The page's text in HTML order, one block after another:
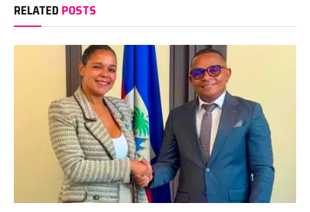
RELATED POSTS